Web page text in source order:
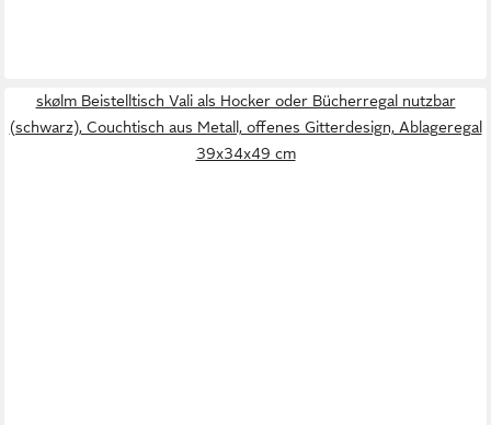
skølm Beistelltisch Vali als Hocker oder Bücherregal nutzbar
(schwarz), Couchtisch aus Metall, offenes Gitterdesign, Ablageregal
39x34x49 cm